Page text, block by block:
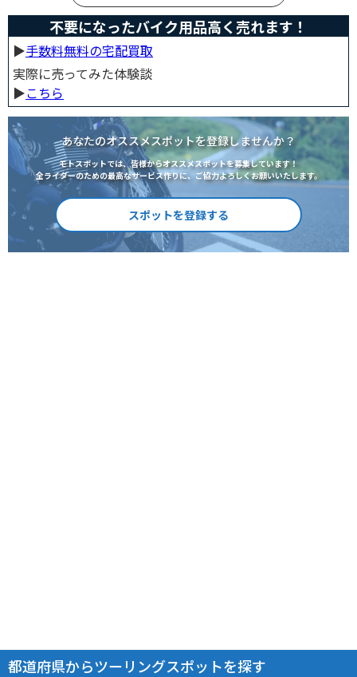
不要になったバイク用品高く売れます！
▶︎手数料無料の宅配買取
実際に売ってみた体験談
▶︎こちら
あなたのオススメスポットを登録しませんか？
モトスポットでは、皆様からオススメスポットを募集しています！
全ライダーのための最高なサービス作りに、ご協力よろしくお願いいたします。
スポットを登録する
都道府県からツーリングスポットを探す